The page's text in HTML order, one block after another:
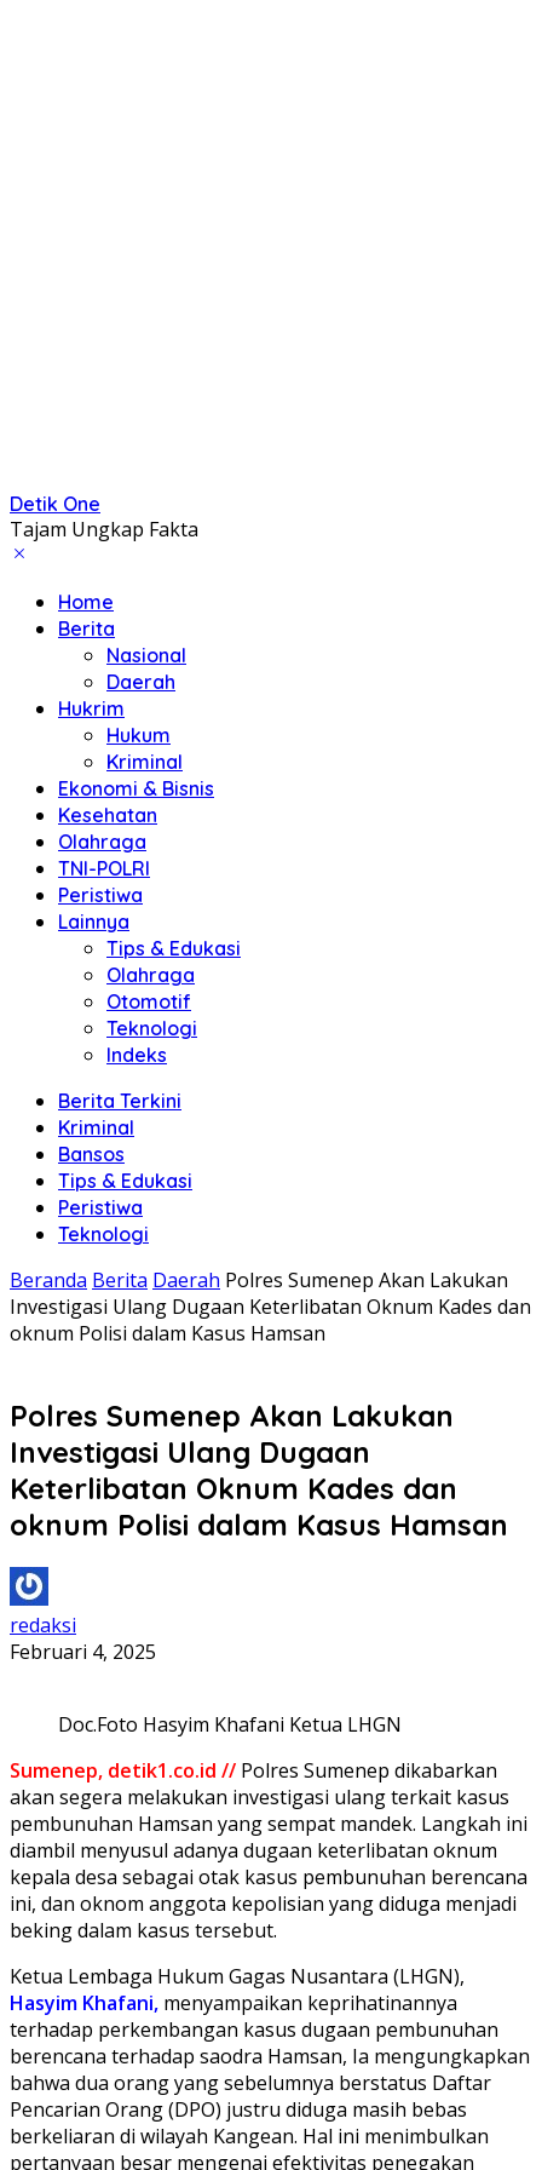
Detik One
Tajam Ungkap Fakta
Home
Berita
Nasional
Daerah
Hukrim
Hukum
Kriminal
Ekonomi & Bisnis
Kesehatan
Olahraga
TNI-POLRI
Peristiwa
Lainnya
Tips & Edukasi
Olahraga
Otomotif
Teknologi
Indeks
Berita Terkini
Kriminal
Bansos
Tips & Edukasi
Peristiwa
Teknologi
Beranda Berita Daerah Polres Sumenep Akan Lakukan
Investigasi Ulang Dugaan Keterlibatan Oknum Kades dan
oknum Polisi dalam Kasus Hamsan
Polres Sumenep Akan Lakukan
Investigasi Ulang Dugaan
Keterlibatan Oknum Kades dan
oknum Polisi dalam Kasus Hamsan
redaksi
Februari 4, 2025
Doc.Foto Hasyim Khafani Ketua LHGN
Sumenep, detik1.co.id // Polres Sumenep dikabarkan
akan segera melakukan investigasi ulang terkait kasus
pembunuhan Hamsan yang sempat mandek. Langkah ini
diambil menyusul adanya dugaan keterlibatan oknum
kepala desa sebagai otak kasus pembunuhan berencana
ini, dan oknom anggota kepolisian yang diduga menjadi
beking dalam kasus tersebut.
Ketua Lembaga Hukum Gagas Nusantara (LHGN),
Hasyim Khafani, menyampaikan keprihatinannya
terhadap perkembangan kasus dugaan pembunuhan
berencana terhadap saodra Hamsan, Ia mengungkapkan
bahwa dua orang yang sebelumnya berstatus Daftar
Pencarian Orang (DPO) justru diduga masih bebas
berkeliaran di wilayah Kangean. Hal ini menimbulkan
pertanyaan besar mengenai efektivitas penegakan